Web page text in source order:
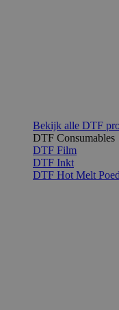
Bekijk alle DTF
DTF Consumables
DTF Film
DTF Inkt
DTF Hot Melt